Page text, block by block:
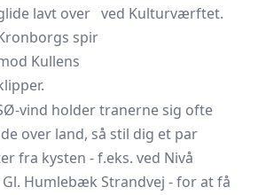
lavt over
spir
Kullens
ved Kulturværftet.
vind holder tranerne sig ofte
over land, så stil dig et par
fra kysten - f.eks. ved Nivå
Humlebæk Strandvej - for at få